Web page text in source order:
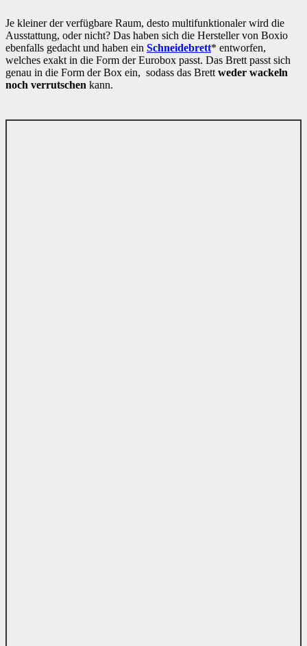
Je kleiner der verfügbare Raum, desto multifunktionaler wird die
Ausstattung, oder nicht? Das haben sich die Hersteller von Boxio
ebenfalls gedacht und haben ein Schneidebrett* entworfen,
welches exakt in die Form der Eurobox passt. Das Brett passt sich
genau in die Form der Box ein, sodass das Brett weder wackeln
noch verrutschen kann.